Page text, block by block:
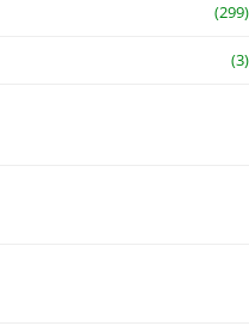
(299)
(3)